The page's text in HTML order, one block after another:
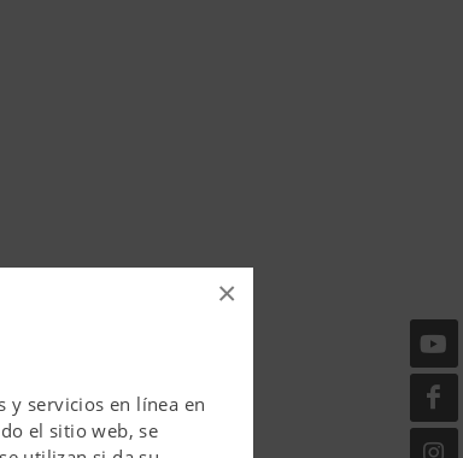
×
y servicios en línea en
el sitio web, se